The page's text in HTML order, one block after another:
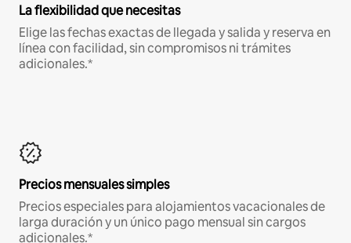
La flexibilidad que necesitas
Elige las fechas exactas de llegada y salida y reserva en
línea con facilidad, sin compromisos ni trámites
adicionales.*
Precios mensuales simples
Precios especiales para alojamientos vacacionales de
larga duración y un único pago mensual sin cargos
adicionales.*